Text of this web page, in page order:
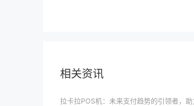
相关资讯
拉卡拉POS机：未来支付趋势的引领者，助力